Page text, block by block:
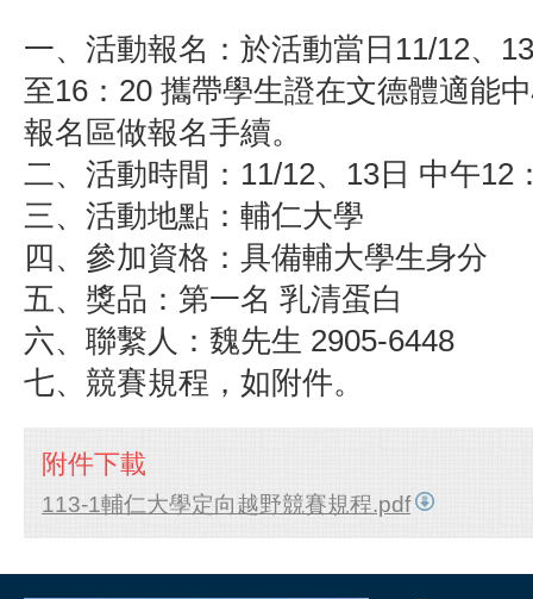
一、活動報名：於活動當日11/12、
至16：20 攜帶學生證在文德體適能
報名區做報名手續。
二、活動時間：11/12、13日 中午12
三、活動地點：輔仁大學
四、參加資格：具備輔大學生身分
五、獎品：第一名 乳清蛋白
六、聯繫人：魏先生 2905-6448
七、競賽規程，如附件。
附件下載
113-1輔仁大學定向越野競賽規程.pdf